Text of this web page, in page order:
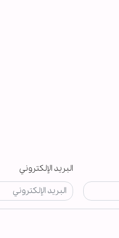
البريد الإلكتروني